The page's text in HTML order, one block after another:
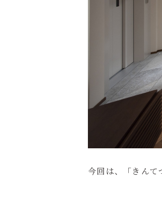
今回は、「きんて